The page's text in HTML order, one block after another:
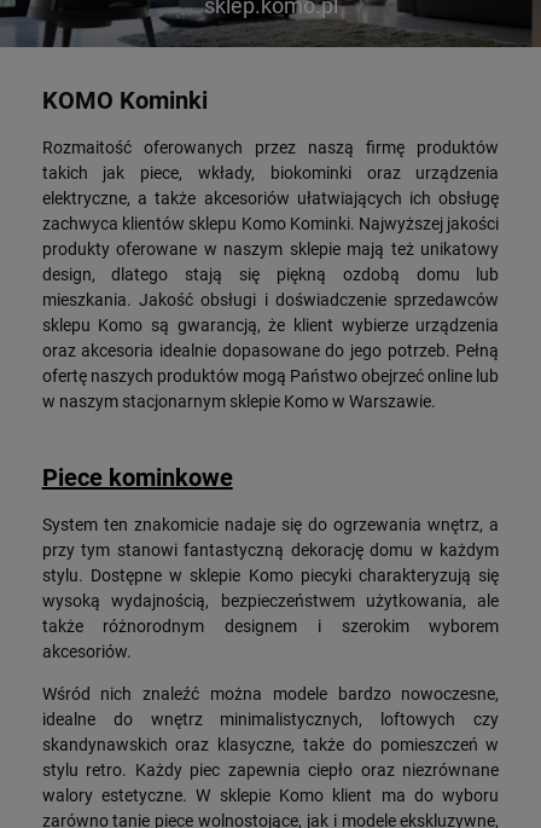
sklep.komo.pl
KOMO Kominki
Rozmaitość oferowanych przez naszą firmę produktów
takich jak piece, wkłady, biokominki oraz urządzenia
elektryczne, a także akcesoriów ułatwiających ich obsługę
zachwyca klientów sklepu Komo Kominki. Najwyższej jakości
produkty oferowane w naszym sklepie mają też unikatowy
design, dlatego stają się piękną ozdobą domu lub
mieszkania. Jakość obsługi i doświadczenie sprzedawców
sklepu Komo są gwarancją, że klient wybierze urządzenia
oraz akcesoria idealnie dopasowane do jego potrzeb. Pełną
ofertę naszych produktów mogą Państwo obejrzeć online lub
w naszym stacjonarnym sklepie Komo w Warszawie.
Piece kominkowe
System ten znakomicie nadaje się do ogrzewania wnętrz, a
przy tym stanowi fantastyczną dekorację domu w każdym
stylu. Dostępne w sklepie Komo piecyki charakteryzują się
wysoką wydajnością, bezpieczeństwem użytkowania, ale
także różnorodnym designem i szerokim wyborem
akcesoriów.
Wśród nich znaleźć można modele bardzo nowoczesne,
idealne do wnętrz minimalistycznych, loftowych czy
skandynawskich oraz klasyczne, także do pomieszczeń w
stylu retro. Każdy piec zapewnia ciepło oraz niezrównane
walory estetyczne. W sklepie Komo klient ma do wyboru
zarówno tanie piece wolnostojące, jak i modele ekskluzywne,